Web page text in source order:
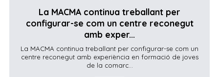
La MACMA continua treballant per
configurar-se com un centre reconegut
amb exper...
La MACMA continua treballant per configurar-se com un
centre reconegut amb experiència en formació de joves
de la comarc...